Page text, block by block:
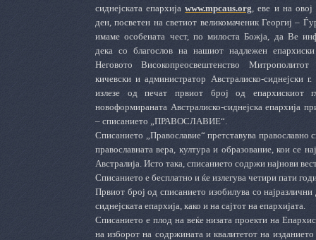
сиднејската епархијаwww.mpcaus.org, еве и на овој
ден, посветен на светиот великомаченик Георгиј –
имаме особената чест, по милоста Божја, да Ве
дека со благослов на нашиот надлежен епархиски
Неговото Високопреосвештенство Митрополитот
кичевски и администратор Австралиско-сиднејски
излезе од печат првиот број од епархискиот
новоформираната Австралиско-сиднејска епархија
– списанието „ПРАВОСЛАВИЕ“.
​Списанието „Православие“ претставува
православната вера, култура и образование, кои се
Австралија. Исто така, списанието содржи најнови
​Списанието е бесплатно и ќе излегува четири пати
​Првиот број од списанието изобилува со
сиднејската епархија, како и на сајтот на епархијата.
Списанието е плод на веќе низата проекти на
на изборот на содржината и квалитетот на